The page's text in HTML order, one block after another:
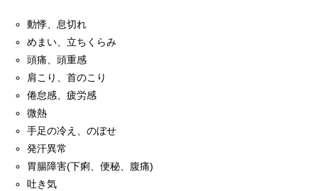
動悸、息切れ
めまい、立ちくらみ
頭痛、頭重感
肩こり、首のこり
倦怠感、疲労感
微熱
手足の冷え、のぼせ
発汗異常
胃腸障害(下痢、便秘、腹痛)
吐き気